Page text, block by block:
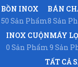
BỒN INOX
50 Sản Phẩm
BÁN
8 Sản
INOX CUỘN
0 Sản Phẩm
MÁY
9 Sản
TẤT CẢ